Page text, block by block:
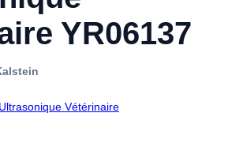
YR06137
Vétérinaire